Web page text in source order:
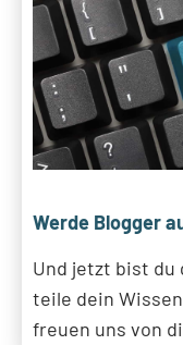
Werde Blogger
Und jetzt bist du
teile dein
freuen uns von